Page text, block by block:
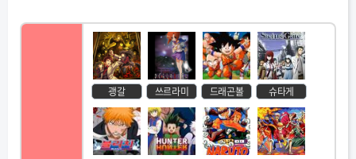
괭갈 쓰르라미 드래곤볼 슈타게